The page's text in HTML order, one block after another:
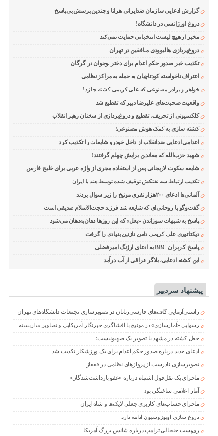
گزارش ادعایی سازمان ضدایرانی هرانا و چندین پرسش بی‌پاسخ
دروغ اورژانسی در دانشگاه!
مخبر از هیچ لیست انتخاباتی حمایت نمی‌کند
دروغ‌پردازی هالیوودی منافقین در تهران
تکذیب خبر صدور حکم اعدام برای دختر نوجوان در گرگان
اعتراف ناخواسته کودتاچیان به حمله به مراکز نظامی
خواهر و برادر مصنوعی که علی کریمی کشته جا زد!
واقعیت صحبت‌های علیرضا دبیر که تقطیع شد
کلکسیونی از تحریف، تقطیع و دروغ‌پردازی از سخنان رهبر انقلاب
کشته سازی به کمک هوش مصنوعی!
اعدامی ادعایی ضدانقلاب از داخل خودرو شایعات را تکذیب کرد
شهید حزب‌الله که معاندین برایش چهلم گرفتند!
شایعه سکوت لاریجانی پس از استفاده مجری از واژه عربی برای خلیج فارس
تکذیب ارتباط سه نفتکش توقیف شده توسط هند با ایران
آلمانی‌ها ادعای ۲۰۰هزار نفری مونیخ را زیر سوال بردند
گفت‌وگو با روحانی‌ای که شایعه شد فرزند حجت‌الاسلام صدیقی است
پاسخ به شبهات سوزاندن «بعل» که این روزها دهان‌به‌دهان می‌شود
دیکتاتوری علی کریمی دامن نازنین بنیادی را گرفت
پاسخ کاربران BBC به ادعای ارژنگ امیرفضلی
این کشته ادعایی، بلاگر عراقی از آب درآمد
پیشنهاد سردبیر
راستی‌آزمایی گاف‌های فارسی‌زبانان در تصویرسازی تجمعات دانشگاه‌های تهران
رسوایی «آمارسازی» در مونیخ با افشاگری خبرنگار آمریکایی و تصاویر مداربسته
جعل کشته در مشهد با تصویر یک صهیونیست؛
ادعای جدید درباره صدور حکم اعدام برای یک ورزشکار تکذیب شد
تصویرسازی نادرست از پروازهای نظامی در قفقاز
ماجرای یک نقل‌قول اشتباه درباره «عفو بازداشت‌شدگان»
آمار اعلامی ساختگی بود
ماجرای حساب‌های کاربری جعلی لایک‌ها و شاه ایران
دروغ سازی اوپوزوسیون ادامه دارد
ری‌پست جنجالی ترامپ درباره شانس بزرگ آمریکا